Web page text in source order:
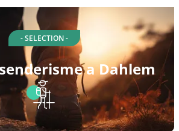
- SELECTION -
a Dahlem